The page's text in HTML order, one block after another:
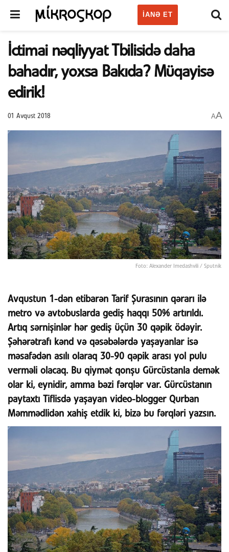
IANƏ ET
İctimai nəqliyyat Tbilisidə daha
bahadır, yoxsa Bakıda? Müqayisə
edirik!
01 Avqust 2018 AA
Foto: Alexander Imedashvili / Sputnik
Avqustun 1-dən etibarən Tarif Şurasının qərarı ilə
metro və avtobuslarda gediş haqqı 50% artırıldı.
Artıq sərnişinlər hər gediş üçün 30 qəpik ödəyir.
Şəhərətrafı kənd və qəsəbələrdə yaşayanlar isə
məsafədən asılı olaraq 30-90 qəpik arası yol pulu
verməli olacaq. Bu qiymət qonşu Gürcüstanla demək
olar ki, eynidir, amma bəzi fərqlər var. Gürcüstanın
paytaxtı Tiflisdə yaşayan video-blogger Qurban
Məmmədlidən xahiş etdik ki, bizə bu fərqləri yazsın.